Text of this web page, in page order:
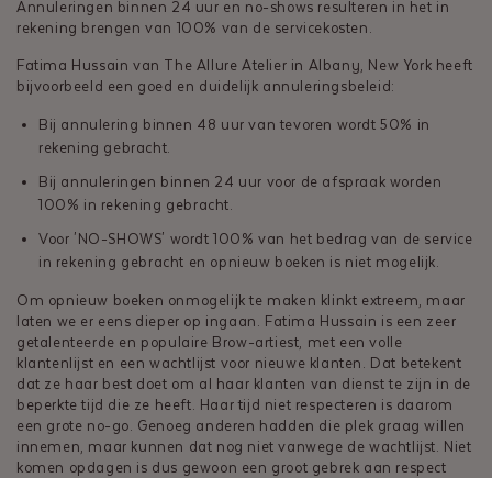
Annuleringen binnen 24 uur en no-shows resulteren in het in
rekening brengen van 100% van de servicekosten.
Fatima Hussain van The Allure Atelier in Albany, New York heeft
bijvoorbeeld een goed en duidelijk annuleringsbeleid:
Bij annulering binnen 48 uur van tevoren wordt 50% in
rekening gebracht.
Bij annuleringen binnen 24 uur voor de afspraak worden
100% in rekening gebracht.
Voor 'NO-SHOWS' wordt 100% van het bedrag van de service
in rekening gebracht en opnieuw boeken is niet mogelijk.
Om opnieuw boeken onmogelijk te maken klinkt extreem, maar
laten we er eens dieper op ingaan. Fatima Hussain is een zeer
getalenteerde en populaire Brow-artiest, met een volle
klantenlijst en een wachtlijst voor nieuwe klanten. Dat betekent
dat ze haar best doet om al haar klanten van dienst te zijn in de
beperkte tijd die ze heeft. Haar tijd niet respecteren is daarom
een grote no-go. Genoeg anderen hadden die plek graag willen
innemen, maar kunnen dat nog niet vanwege de wachtlijst. Niet
komen opdagen is dus gewoon een groot gebrek aan respect